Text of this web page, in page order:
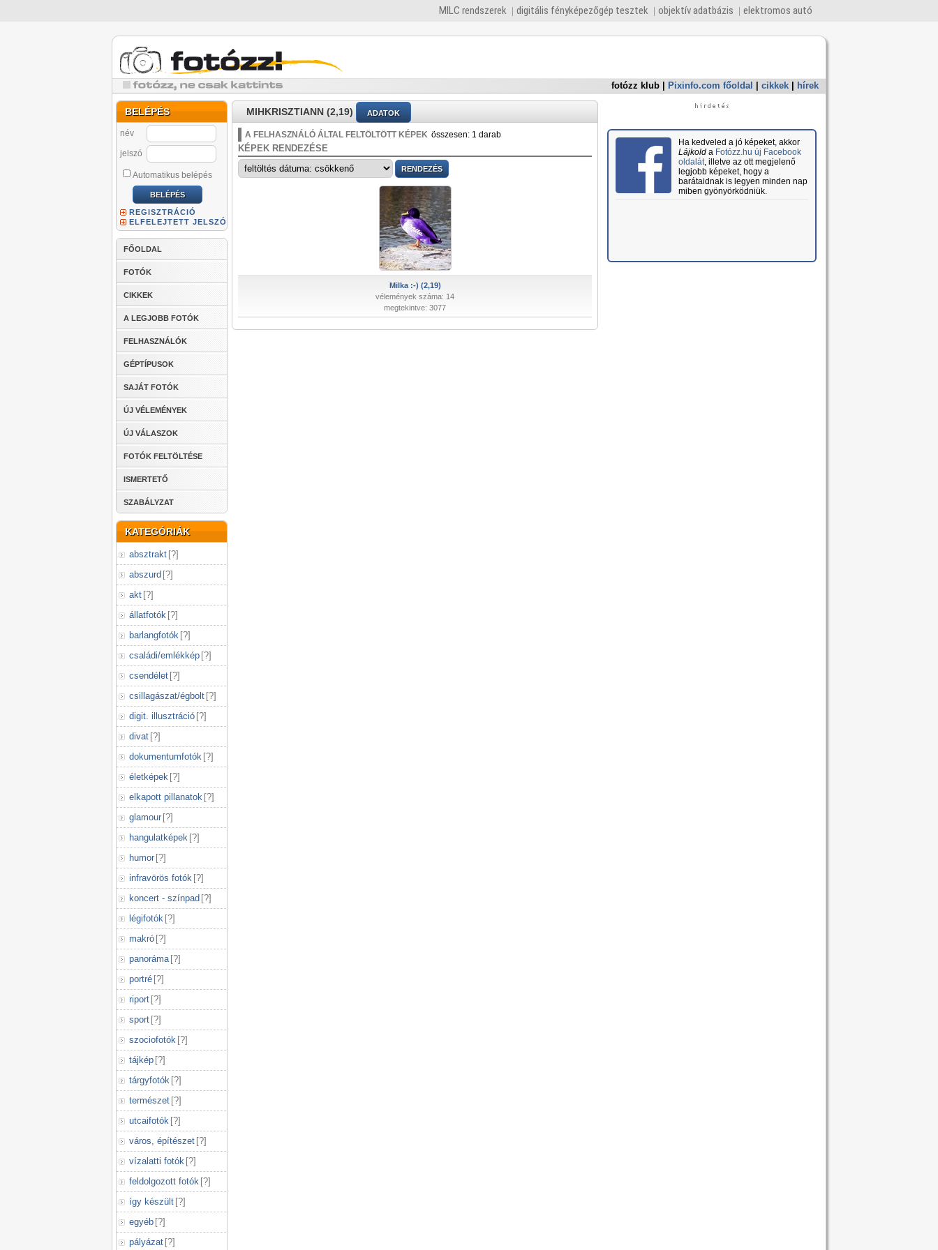
MILC rendszerek digitális fényképezőgép tesztek objektív adatbázis elektromos autó
fotózz klub Pixinfo.com főoldal cikkek hírek
BELÉPÉS
név
jelszó
Automatikus belépés
REGISZTRÁCIÓ
ELFELEJTETT JELSZÓ
FŐOLDAL
FOTÓK
CIKKEK
A LEGJOBB FOTÓK
FELHASZNÁLÓK
GÉPTÍPUSOK
SAJÁT FOTÓK
ÚJ VÉLEMÉNYEK
ÚJ VÁLASZOK
FOTÓK FELTÖLTÉSE
ISMERTETŐ
SZABÁLYZAT
KATEGÓRIÁK
absztrakt [?]
abszurd [?]
akt [?]
állatfotók [?]
barlangfotók [?]
családi/emlékkép [?]
csendélet [?]
csillagászat/égbolt [?]
digit. illusztráció [?]
divat [?]
dokumentumfotók [?]
életképek [?]
elkapott pillanatok [?]
glamour [?]
hangulatképek [?]
humor [?]
infravörös fotók [?]
koncert - színpad [?]
légifotók [?]
makró [?]
panoráma [?]
portré [?]
riport [?]
sport [?]
szociofotók [?]
tájkép [?]
tárgyfotók [?]
természet [?]
utcaifotók [?]
város, építészet [?]
vízalatti fotók [?]
feldolgozott fotók [?]
így készült [?]
egyéb [?]
pályázat [?]
MIHKRISZTIANN (2,19) ADATOK
A FELHASZNÁLÓ ÁLTAL FELTÖLTÖTT KÉPEK összesen: 1 darab
KÉPEK RENDEZÉSE
Milka :-) (2,19)
vélemények száma: 14
megtekintve: 3077
Ha kedveled a jó képeket, akkor
Lájkolda Fotózz.hu új Facebook
oldalát, illetve az ott megjelenő
legjobb képeket, hogy a
barátaidnak is legyen minden nap
miben gyönyörködniük.